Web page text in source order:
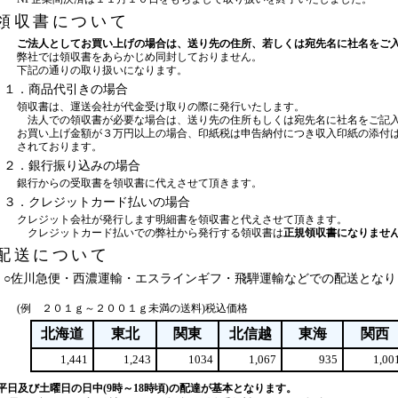
収書について
ご法人としてお買い上げの場合は、送り先の住所、若しくは宛先名に社名をご
弊社では領収書をあらかじめ同封しておりません。
下記の通りの取り扱いになります。
１．商品代引きの場合
領収書は、運送会社が代金受け取りの際に発行いたします。
法人での領収書が必要な場合は、送り先の住所もしくは宛先名に社名をご記
お買い上げ金額が３万円以上の場合、印紙税は申告納付につき収入印紙の添付
されております。
２．銀行振り込みの場合
銀行からの受取書を領収書に代えさせて頂きます。
３．クレジットカード払いの場合
クレジット会社が発行します明細書を領収書と代えさせて頂きます。
クレジットカード払いでの弊社から発行する領収書は正規領収書になりませ
送について
○佐川急便・西濃運輸・エスラインギフ・飛騨運輸などでの配送とな
(例 ２０１ｇ～２００１ｇ未満の送料)税込価格
北海道 東北 関東 北信越 東海 関西
1,441 1,243 1034 1,067 935
日及び土曜日の日中(9時～18時頃)の配達が基本となります。